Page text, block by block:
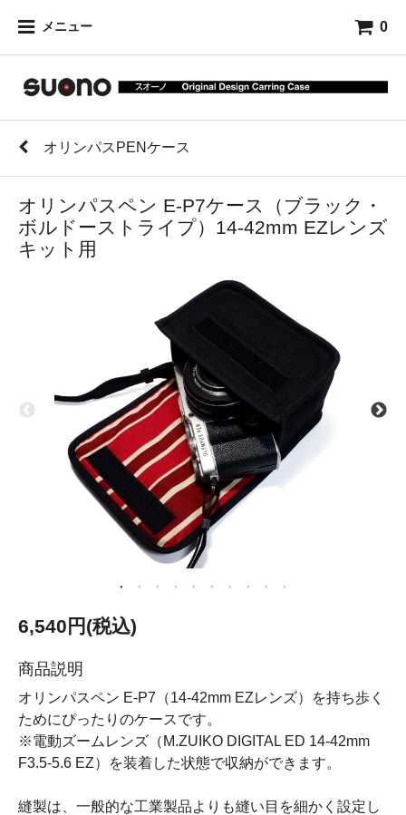
メニュー 0
オリンパスPENケース
オリンパスペン E-P7ケース（ブラック・
ボルドーストライプ）14-42mm EZレンズ
キット用
6,540円(税込)
商品説明
オリンパスペン E-P7（14-42mm EZレンズ）を持ち歩く
ためにぴったりのケースです。
※電動ズームレンズ（M.ZUIKO DIGITAL ED 14-42mm
F3.5-5.6 EZ）を装着した状態で収納ができます。
縫製は、一般的な工業製品よりも縫い目を細かく設定し